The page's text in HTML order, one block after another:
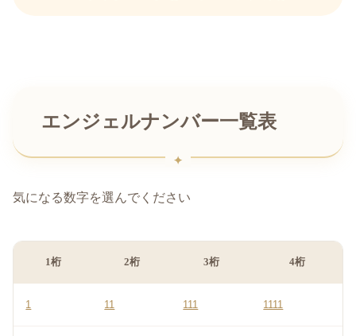
エンジェルナンバー一覧表
気になる数字を選んでください
1桁 2桁 3桁 4桁
1 11 111 1111